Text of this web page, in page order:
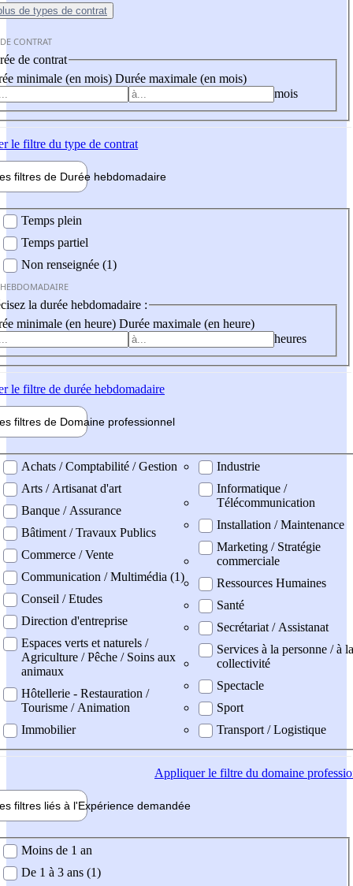
de types de contrat
CONTRAT
de contrat
minimale (en mois) Durée maximale (en mois)
mois
le filtre du type de contrat
filtres de Durée hebdomadaire
Temps plein
Temps partiel
Non renseignée (1)
la durée hebdomadaire :
minimale (en heure) Durée maximale (en heure)
heures
le filtre de durée hebdomadaire
filtres de Domaine professionnel
professionel
Achats / Comptabilité / Gestion
Arts / Artisanat d'art
Banque / Assurance
Bâtiment / Travaux Publics
Commerce / Vente
Communication / Multimédia (1)
Conseil / Etudes
Direction d'entreprise
Espaces verts et naturels /
Agriculture / Pêche / Soins aux
animaux
Hôtellerie - Restauration /
Tourisme / Animation
Immobilier
Industrie
Informatique /
Télécommunication
Installation / Maintenance
Marketing / Stratégie
commerciale
Ressources Humaines
Santé
Secrétariat / Assistanat
Services à la personne / à la
collectivité
Spectacle
Sport
Transport / Logistique
Appliquerle filtre du domaine
filtres liés à l'Expérience demandée
demandée
Moins de 1 an
De 1 à 3 ans (1)